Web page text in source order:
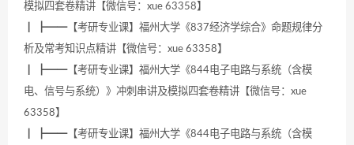
模拟四套卷精讲【微信号：xue 63358】
┃ ┣━━【考研专业课】福州大学《837经济学综合》命题规律分
析及常考知识点精讲【微信号：xue 63358】
┃ ┣━━【考研专业课】福州大学《844电子电路与系统（含模
电、信号与系统）》冲刺串讲及模拟四套卷精讲【微信号：xue
63358】
┃ ┣━━【考研专业课】福州大学《844电子电路与系统（含模